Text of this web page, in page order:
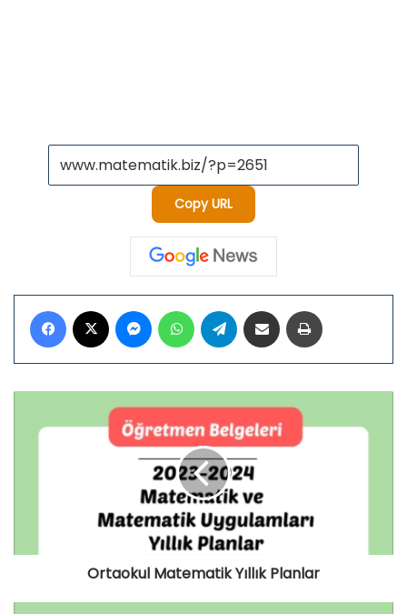
Copy URL
Facebook MessengerWhatsAppTelegramE-Posta ile paylaş
Ortaokul Matematik Yıllık Planlar